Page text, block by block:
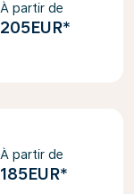
À partir de
205EUR*
À partir de
185EUR*